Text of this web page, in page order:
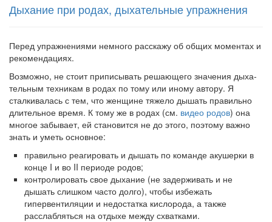
Дыхание при родах, дыхательные упражнения
Перед упражнениями немного расскажу об общих моментах и
рекомендациях.
Возможно, не стоит приписывать решающего значения дыха­
тельным техникам в родах по тому или иному автору. Я
сталкива­лась с тем, что женщине тяжело дышать правильно
длительное время. К тому же в родах (см. видео родов) она
многое забывает, ей становится не до этого, поэтому важно
знать и уметь основное:
правильно реагировать и дышать по команде акушерки в
конце I и во II периоде родов;
контролировать свое дыхание (не задерживать и не
дышать слишком часто долго), чтобы избежать
гипервентиляции и недо­статка кислорода, а также
расслабляться на отдыхе между схват­ками.